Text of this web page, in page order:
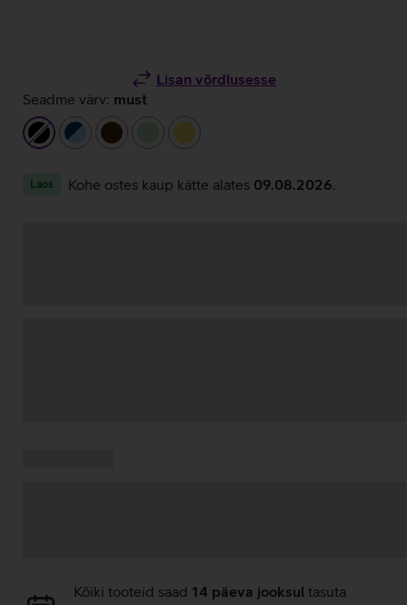
Lisan võrdlusesse
Seadme värv: must
musttumesinine/helesinine
tumepruunheleroheline
kollane
Laos Kohe ostes kaup kätte alates 09.08.2026
AndmeteKõiki tooteid saad 14 päeva jooksul tasuta